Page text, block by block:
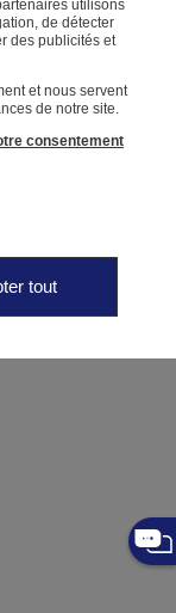
utilisons
de détecter
des publicités et
et nous servent
de notre site.
consentement
tout